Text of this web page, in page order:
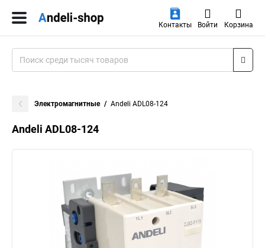
Контакты Войти Корзина
Электромагнитные Andeli ADL08-124
Andeli ADL08-124